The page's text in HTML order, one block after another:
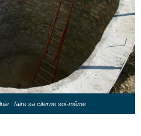
: faire sa citerne soi-même